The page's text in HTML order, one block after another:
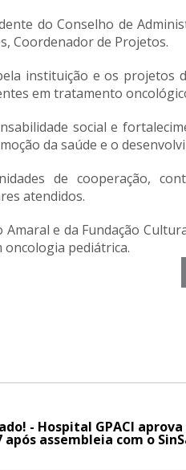
do Conselho de
, Coordenador de Projetos.
instituição e os projetos
em tratamento
social e
da saúde e o
de cooperação,
atendidos.
e da Fundação
oncologia pediátrica.
- Hospital GPACI
assembleia com o